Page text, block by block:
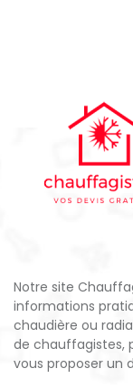
Notre site
informations
chaudière ou
de chauffagistes,
vous proposer un